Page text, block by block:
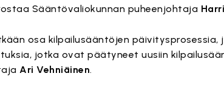
Sääntövaliokunnan puheenjohtaja
osa kilpailusääntöjen päivitysprosessia,
jotka ovat päätyneet uusiin
Ari Vehniäinen.